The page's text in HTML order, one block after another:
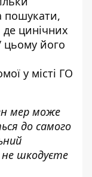
пошукати,
де цинічних
цьому його
у місті ГО
мер може
до самого
не шкодуєте